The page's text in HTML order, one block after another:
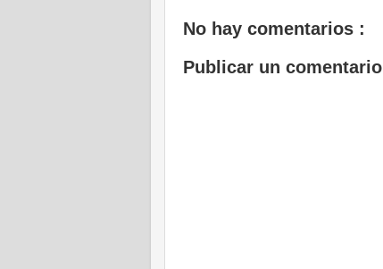
No hay comentarios :
Publicar un comentario